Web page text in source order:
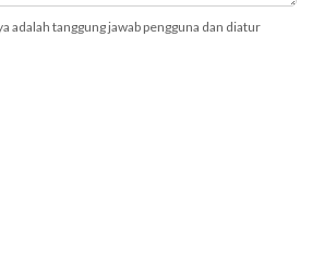
adalah tanggung jawab pengguna dan diatur